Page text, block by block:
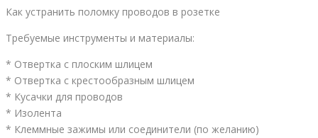
Как устранить поломку проводов в розетке
Требуемые инструменты и материалы:
* Отвертка с плоским шлицем
* Отвертка с крестообразным шлицем
* Кусачки для проводов
* Изолента
* Клеммные зажимы или соединители (по желанию)